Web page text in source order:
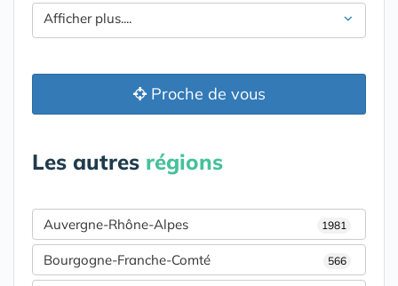
Afficher plus....
Proche de vous
Les autres régions
Auvergne-Rhône-Alpes 1981
Bourgogne-Franche-Comté 566